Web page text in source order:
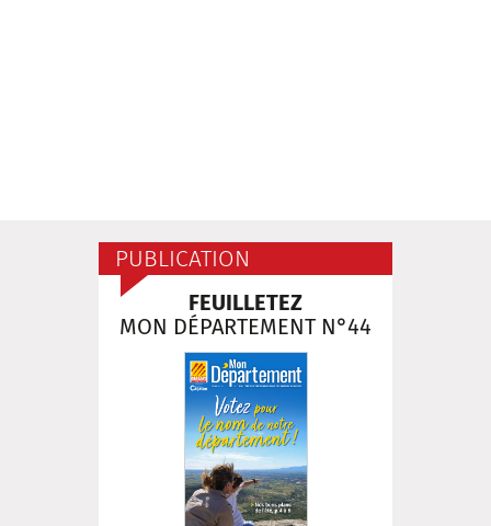
PUBLICATION
FEUILLETEZ
MON DÉPARTEMENT N°44